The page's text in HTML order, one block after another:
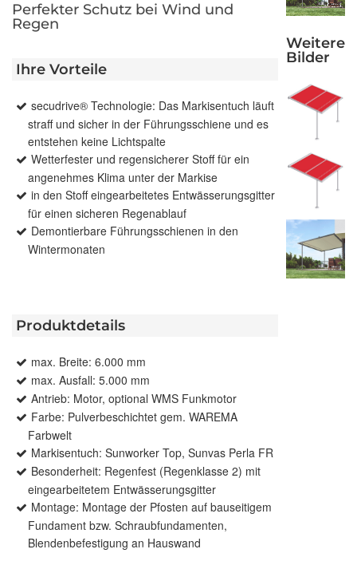
Perfekter Schutz bei Wind und
Regen
Ihre Vorteile
secudrive® Technologie: Das Markisentuch läuft
straff und sicher in der Führungsschiene und es
entstehen keine Lichtspalte
Wetterfester und regensicherer Stoff für ein
angenehmes Klima unter der Markise
in den Stoff eingearbeitetes Entwässerungsgitter
für einen sicheren Regenablauf
Demontierbare Führungsschienen in den
Wintermonaten
Produktdetails
max. Breite: 6.000 mm
max. Ausfall: 5.000 mm
Antrieb: Motor, optional WMS Funkmotor
Farbe: Pulverbeschichtet gem. WAREMA
Farbwelt
Markisentuch: Sunworker Top, Sunvas Perla FR
Besonderheit: Regenfest (Regenklasse 2) mit
eingearbeitetem Entwässerungsgitter
Montage: Montage der Pfosten auf bauseitigem
Fundament bzw. Schraubfundamenten,
Blendenbefestigung an Hauswand
Weitere
Bilder